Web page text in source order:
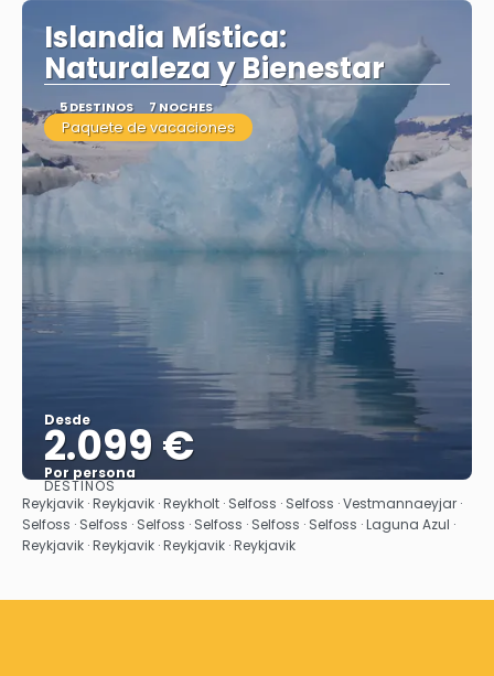
Islandia Mística:
Naturaleza y Bienestar
5 DESTINOS 7 NOCHES
Paquete de vacaciones
Desde
2.099 €
Por persona
Ver
DESTINOS
Reykjavik · Reykjavik · Reykholt · Selfoss · Selfoss · Vestmannaeyjar ·
Selfoss · Selfoss · Selfoss · Selfoss · Selfoss · Selfoss · Laguna Azul ·
Reykjavik · Reykjavik · Reykjavik · Reykjavik